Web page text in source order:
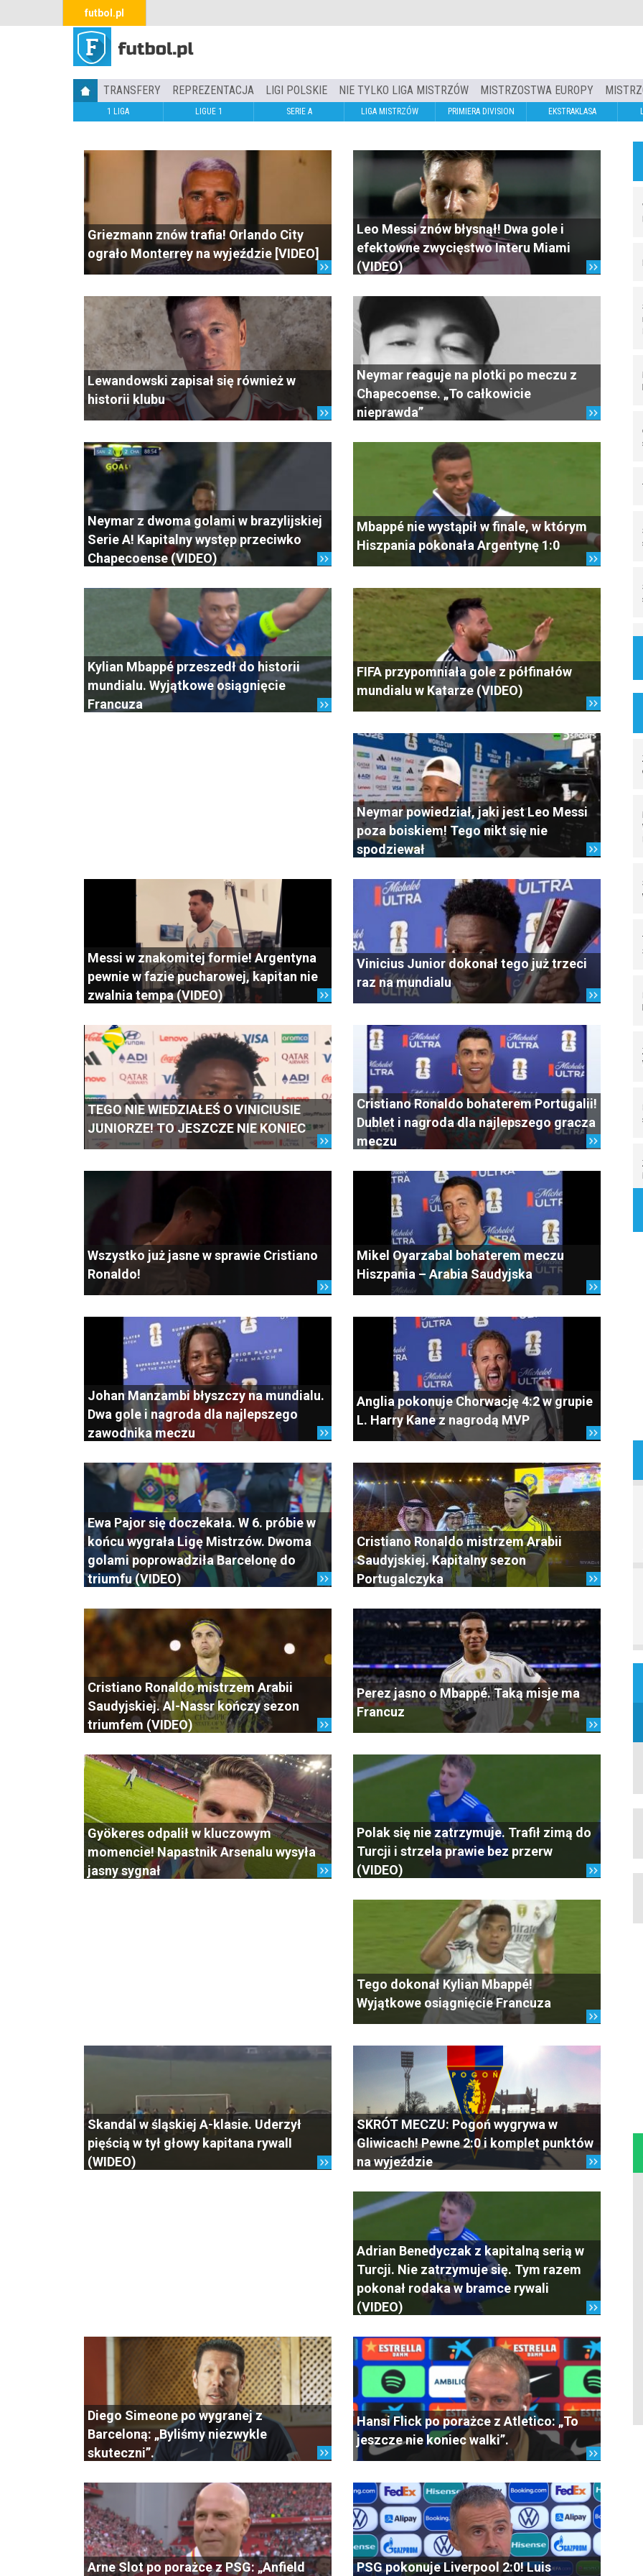
futbol.pl
TRANSFERY REPREZENTACJA LIGI POLSKIE NIE TYLKO LIGA MISTRZÓW MISTRZOSTWA EUROPY
1 LIGA LIGUE 1 SERIE A LIGA MISTRZÓW PRIMIERA DIVISION EKSTRAKLASA
Griezmann znów trafia! Orlando City
ograło Monterrey na wyjeździe [VIDEO]
Leo Messi znów błysnął! Dwa gole i
efektowne zwycięstwo Interu Miami
(VIDEO)
Lewandowski zapisał się również w
historii klubu
Neymar reaguje na plotki po meczu z
Chapecoense. „To całkowicie
nieprawda”
Neymar z dwoma golami w brazylijskiej
Serie A! Kapitalny występ przeciwko
Chapecoense (VIDEO)
Mbappé nie wystąpił w finale, w którym
Hiszpania pokonała Argentynę 1:0
Kylian Mbappé przeszedł do historii
mundialu. Wyjątkowe osiągnięcie
Francuza
FIFA przypomniała gole z półfinałów
mundialu w Katarze (VIDEO)
Neymar powiedział, jaki jest Leo Messi
poza boiskiem! Tego nikt się nie
spodziewał
Messi w znakomitej formie! Argentyna
pewnie w fazie pucharowej, kapitan nie
zwalnia tempa (VIDEO)
Vinicius Junior dokonał tego już trzeci
raz na mundialu
TEGO NIE WIEDZIAŁEŚ O VINICIUSIE
JUNIORZE! TO JESZCZE NIE KONIEC
Cristiano Ronaldo bohaterem Portugalii!
Dublet i nagroda dla najlepszego gracza
meczu
Wszystko już jasne w sprawie Cristiano
Ronaldo!
Mikel Oyarzabal bohaterem meczu
Hiszpania – Arabia Saudyjska
Johan Manzambi błyszczy na mundialu.
Dwa gole i nagroda dla najlepszego
zawodnika meczu
Anglia pokonuje Chorwację 4:2 w grupie
L. Harry Kane z nagrodą MVP
Ewa Pajor się doczekała. W 6. próbie w
końcu wygrała Ligę Mistrzów. Dwoma
golami poprowadziła Barcelonę do
triumfu (VIDEO)
Cristiano Ronaldo mistrzem Arabii
Saudyjskiej. Kapitalny sezon
Portugalczyka
Cristiano Ronaldo mistrzem Arabii
Saudyjskiej. Al-Nassr kończy sezon
triumfem (VIDEO)
Perez jasno o Mbappé. Taką misje ma
Francuz
Gyökeres odpalił w kluczowym
momencie! Napastnik Arsenalu wysyła
jasny sygnał
Polak się nie zatrzymuje. Trafił zimą do
Turcji i strzela prawie bez przerw
(VIDEO)
Tego dokonał Kylian Mbappé!
Wyjątkowe osiągnięcie Francuza
Skandal w śląskiej A-klasie. Uderzył
pięścią w tył głowy kapitana rywalI
(WIDEO)
SKRÓT MECZU: Pogoń wygrywa w
Gliwicach! Pewne 2:0 i komplet punktów
na wyjeździe
Adrian Benedyczak z kapitalną serią w
Turcji. Nie zatrzymuje się. Tym razem
pokonał rodaka w bramce rywali
(VIDEO)
Diego Simeone po wygranej z
Barceloną: „Byliśmy niezwykle
skuteczni”.
Hansi Flick po porażce z Atletico: „To
jeszcze nie koniec walki”.
Arne Slot po porażce z PSG: „Anfield PSG pokonuje Liverpool 2:0! Luis